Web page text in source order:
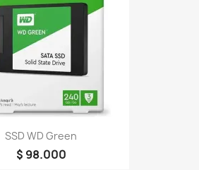
SSD WD Green
$ 98.000